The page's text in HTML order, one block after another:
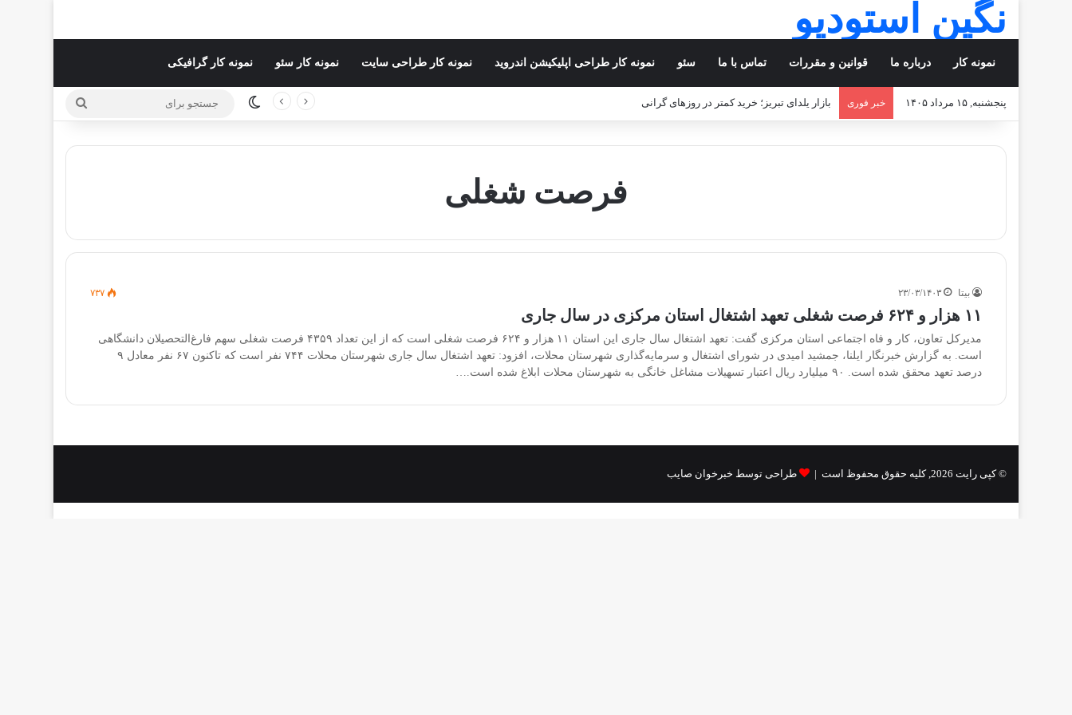
نگین استودیو
نمونه کار درباره ما قوانین و مقررات تماس با ما سئو نمونه کار طراحی اپلیکیشن اندروید نمونه کار طراحی سایت نمونه کار سئو نمونه کار گرافیکی
پنجشنبه, ۱۵ مرداد ۱۴۰۵ خبر فوری بازار یلدای تبریز؛ خرید کمتر در روزهای گرانی تغییر پوسته جستجو
فرصت شغلی
بیتا ۲۳/۰۳/۱۴۰۳ ۷۳۷
۱۱ هزار و ۶۲۴ فرصت شغلی تعهد اشتغال استان مرکزی در سال جاری
مدیرکل تعاون، کار و فاه اجتماعی استان مرکزی گفت: تعهد اشتغال سال جاری این استان ۱۱ هزار و ۶۲۴ فرصت شغلی است که از این تعداد ۴۳۵۹ فرصت شغلی سهم فارغ‌التحصیلان دانشگاهی
است. به گزارش خبرنگار ایلنا، جمشید امیدی در شورای اشتغال و سرمایه‌گذاری شهرستان محلات، افزود: تعهد اشتغال سال جاری شهرستان محلات ۷۴۴ نفر است که تاکنون ۶۷ نفر معادل ۹
درصد تعهد محقق شده است. ۹۰ میلیارد ریال اعتبار تسهیلات مشاغل خانگی به شهرستان محلات ابلاغ شده است.…
© کپی رایت 2026, کلیه حقوق محفوظ است | طراحی توسط خبرخوان صایب